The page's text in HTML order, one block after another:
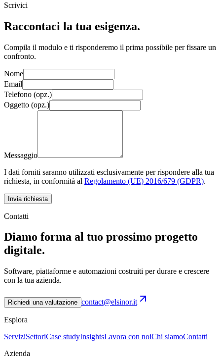
Scrivici
Raccontaci la tua esigenza.
Compila il modulo e ti risponderemo il prima possibile per fissare un
confronto.
Nome
Email
Telefono (opz.)
Oggetto (opz.)
Messaggio
I dati forniti saranno utilizzati esclusivamente per rispondere alla tua
richiesta, in conformità al Regolamento (UE) 2016/679 (GDPR).
Invia richiesta
Contatti
Diamo forma al tuo prossimo progetto
digitale.
Software, piattaforme e automazioni costruiti per durare e crescere
con la tua azienda.
Richiedi una valutazione contact@elsinor.it
Esplora
ServiziSettoriCase studyInsightsLavora con noiChi siamoContatti
Azienda